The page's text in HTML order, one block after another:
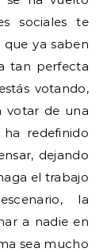
sociales te
ya saben
tan perfecta
votando,
votar de una
redefinido
dejando
el trabajo
la
a nadie en
sea mucho